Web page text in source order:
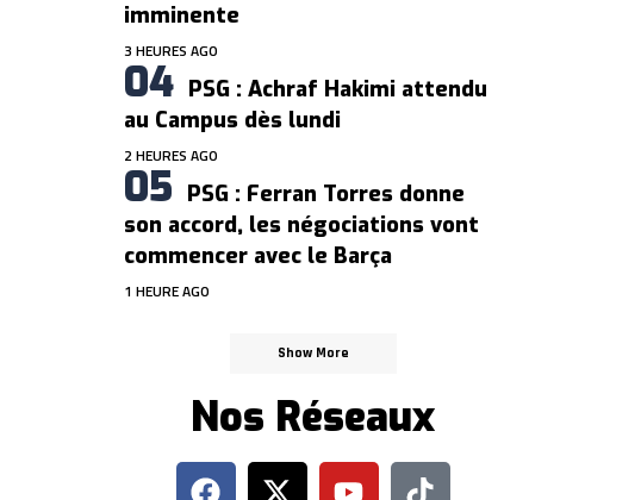
imminente
3 HEURES AGO
PSG : Achraf Hakimi attendu
au Campus dès lundi
2 HEURES AGO
PSG : Ferran Torres donne
son accord, les négociations vont
commencer avec le Barça
1 HEURE AGO
Show More
Nos Réseaux